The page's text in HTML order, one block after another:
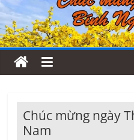
Chúc mừng ngày
Nam